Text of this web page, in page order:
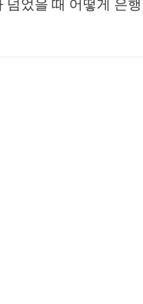
넘었을 때 어떻게 은